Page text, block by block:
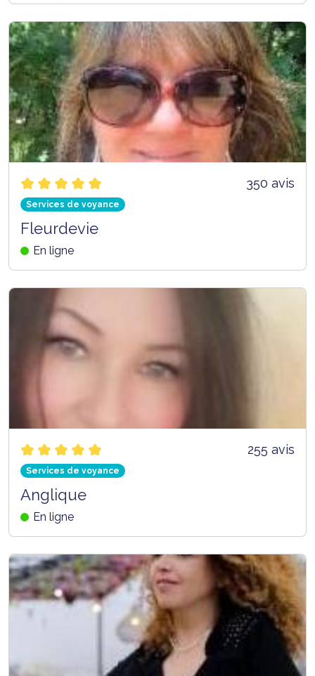
350 avis
Services de voyance
Fleurdevie
En ligne
255 avis
Services de voyance
Anglique
En ligne